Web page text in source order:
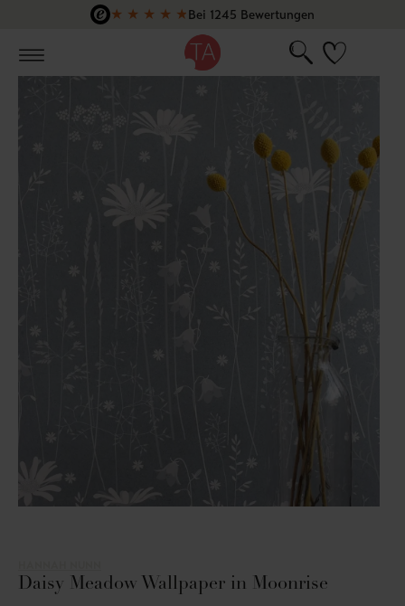
Zum Hauptinhalt springen
★ ★ ★ ★ ★Bei 1245 Bewertungen
Daisy Meadow Wallpaper in Moonrise